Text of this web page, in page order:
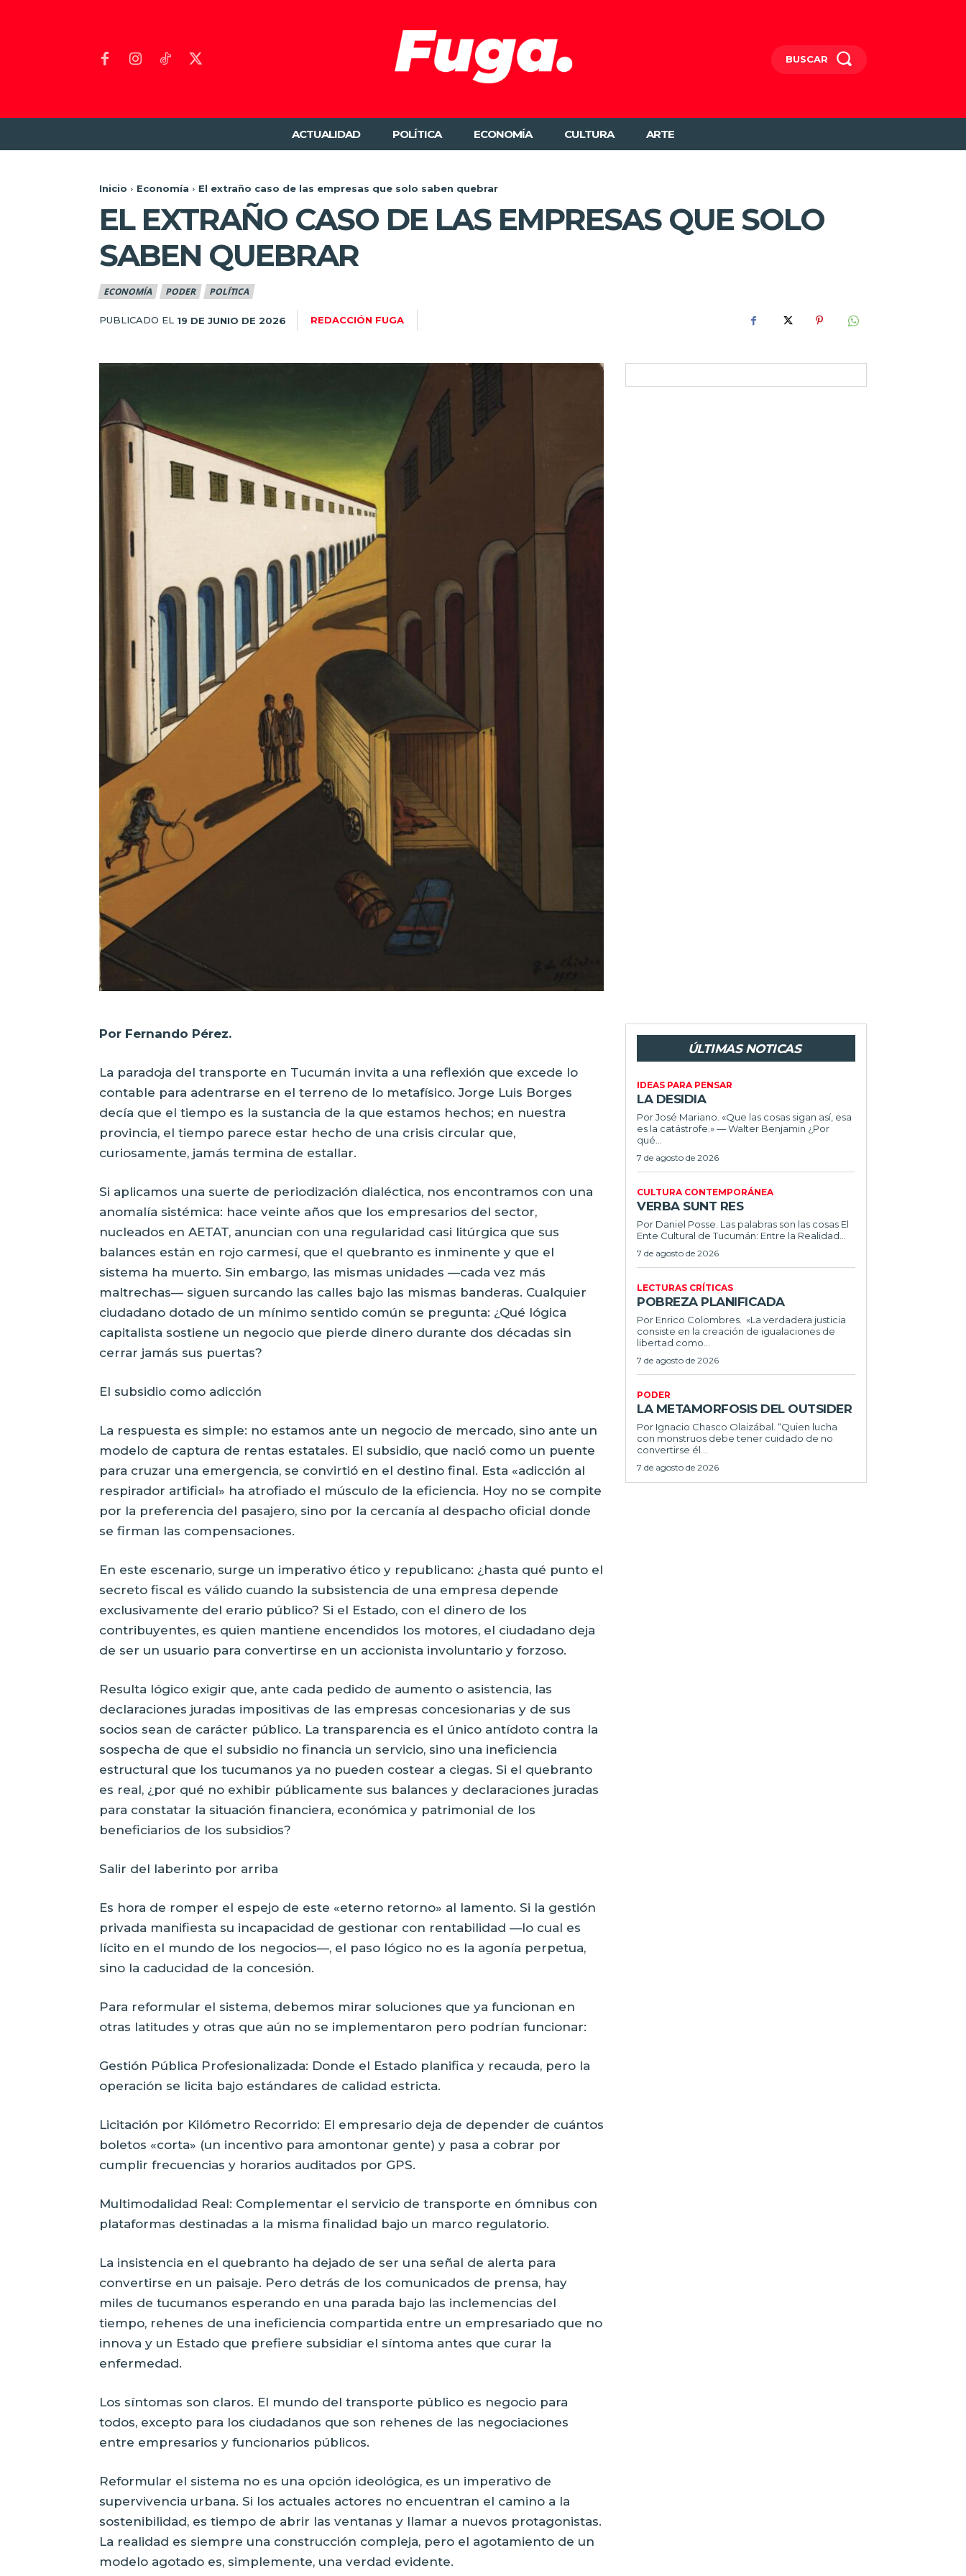
BUSCAR
ACTUALIDAD POLÍTICA ECONOMÍA CULTURA ARTE
Inicio Economía El extraño caso de las empresas que solo saben quebrar
EL EXTRAÑO CASO DE LAS EMPRESAS QUE SOLO
SABEN QUEBRAR
ECONOMÍA PODER POLÍTICA
PUBLICADO EL 19 DE JUNIO DE 2026 REDACCIÓN FUGA
Por Fernando Pérez.
La paradoja del transporte en Tucumán invita a una reflexión que excede lo
contable para adentrarse en el terreno de lo metafísico. Jorge Luis Borges
decía que el tiempo es la sustancia de la que estamos hechos; en nuestra
provincia, el tiempo parece estar hecho de una crisis circular que,
curiosamente, jamás termina de estallar.
Si aplicamos una suerte de periodización dialéctica, nos encontramos con una
anomalía sistémica: hace veinte años que los empresarios del sector,
nucleados en AETAT, anuncian con una regularidad casi litúrgica que sus
balances están en rojo carmesí, que el quebranto es inminente y que el
sistema ha muerto. Sin embargo, las mismas unidades —cada vez más
maltrechas— siguen surcando las calles bajo las mismas banderas. Cualquier
ciudadano dotado de un mínimo sentido común se pregunta: ¿Qué lógica
capitalista sostiene un negocio que pierde dinero durante dos décadas sin
cerrar jamás sus puertas?
El subsidio como adicción
La respuesta es simple: no estamos ante un negocio de mercado, sino ante un
modelo de captura de rentas estatales. El subsidio, que nació como un puente
para cruzar una emergencia, se convirtió en el destino final. Esta «adicción al
respirador artificial» ha atrofiado el músculo de la eficiencia. Hoy no se compite
por la preferencia del pasajero, sino por la cercanía al despacho oficial donde
se firman las compensaciones.
En este escenario, surge un imperativo ético y republicano: ¿hasta qué punto el
secreto fiscal es válido cuando la subsistencia de una empresa depende
exclusivamente del erario público? Si el Estado, con el dinero de los
contribuyentes, es quien mantiene encendidos los motores, el ciudadano deja
de ser un usuario para convertirse en un accionista involuntario y forzoso.
Resulta lógico exigir que, ante cada pedido de aumento o asistencia, las
declaraciones juradas impositivas de las empresas concesionarias y de sus
socios sean de carácter público. La transparencia es el único antídoto contra la
sospecha de que el subsidio no financia un servicio, sino una ineficiencia
estructural que los tucumanos ya no pueden costear a ciegas. Si el quebranto
es real, ¿por qué no exhibir públicamente sus balances y declaraciones juradas
para constatar la situación financiera, económica y patrimonial de los
beneficiarios de los subsidios?
Salir del laberinto por arriba
Es hora de romper el espejo de este «eterno retorno» al lamento. Si la gestión
privada manifiesta su incapacidad de gestionar con rentabilidad —lo cual es
lícito en el mundo de los negocios—, el paso lógico no es la agonía perpetua,
sino la caducidad de la concesión.
Para reformular el sistema, debemos mirar soluciones que ya funcionan en
otras latitudes y otras que aún no se implementaron pero podrían funcionar:
Gestión Pública Profesionalizada: Donde el Estado planifica y recauda, pero la
operación se licita bajo estándares de calidad estricta.
Licitación por Kilómetro Recorrido: El empresario deja de depender de cuántos
boletos «corta» (un incentivo para amontonar gente) y pasa a cobrar por
cumplir frecuencias y horarios auditados por GPS.
Multimodalidad Real: Complementar el servicio de transporte en ómnibus con
plataformas destinadas a la misma finalidad bajo un marco regulatorio.
La insistencia en el quebranto ha dejado de ser una señal de alerta para
convertirse en un paisaje. Pero detrás de los comunicados de prensa, hay
miles de tucumanos esperando en una parada bajo las inclemencias del
tiempo, rehenes de una ineficiencia compartida entre un empresariado que no
innova y un Estado que prefiere subsidiar el síntoma antes que curar la
enfermedad.
Los síntomas son claros. El mundo del transporte público es negocio para
todos, excepto para los ciudadanos que son rehenes de las negociaciones
entre empresarios y funcionarios públicos.
Reformular el sistema no es una opción ideológica, es un imperativo de
supervivencia urbana. Si los actuales actores no encuentran el camino a la
sostenibilidad, es tiempo de abrir las ventanas y llamar a nuevos protagonistas.
La realidad es siempre una construcción compleja, pero el agotamiento de un
modelo agotado es, simplemente, una verdad evidente.
ÚLTIMAS NOTICAS
IDEAS PARA PENSAR
LA DESIDIA
Por José Mariano. «Que las cosas sigan así, esa
es la catástrofe.» — Walter Benjamin ¿Por
qué...
7 de agosto de 2026
CULTURA CONTEMPORÁNEA
VERBA SUNT RES
Por Daniel Posse. Las palabras son las cosas El
Ente Cultural de Tucumán: Entre la Realidad...
7 de agosto de 2026
LECTURAS CRÍTICAS
POBREZA PLANIFICADA
Por Enrico Colombres. «La verdadera justicia
consiste en la creación de igualaciones de
libertad como...
7 de agosto de 2026
PODER
LA METAMORFOSIS DEL OUTSIDER
Por Ignacio Chasco Olaizábal. “Quien lucha
con monstruos debe tener cuidado de no
convertirse él...
7 de agosto de 2026